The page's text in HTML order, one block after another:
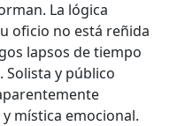
La lógica
oficio no está reñida
lapsos de tiempo
Solista y público
mística emocional.